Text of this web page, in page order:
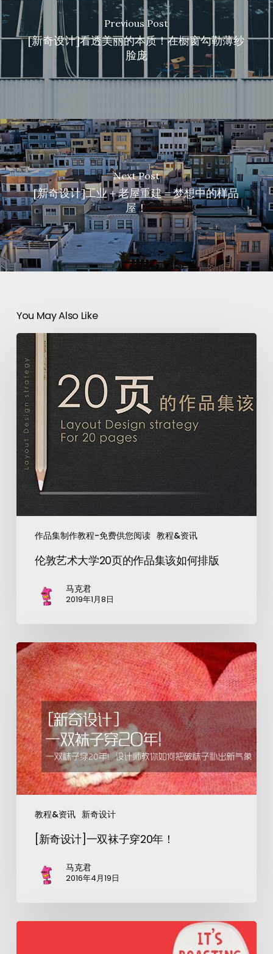
Previous Post
[新奇设计]看透美丽的本质！在橱窗勾勒薄纱
脸庞
Next Post
[新奇设计]工业＋老屋重建＝梦想中的样品
屋！
You May Also Like
作品集制作教程-免费供您阅读 教程&资讯
伦敦艺术大学20页的作品集该如何排版
马克君
2019年1月8日
教程&资讯 新奇设计
[新奇设计]一双袜子穿20年！
马克君
2016年4月19日